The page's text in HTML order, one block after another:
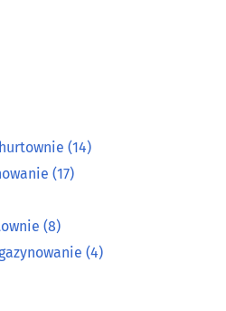
(0)
hurtownie
(14)
(17)
(8)
(4)